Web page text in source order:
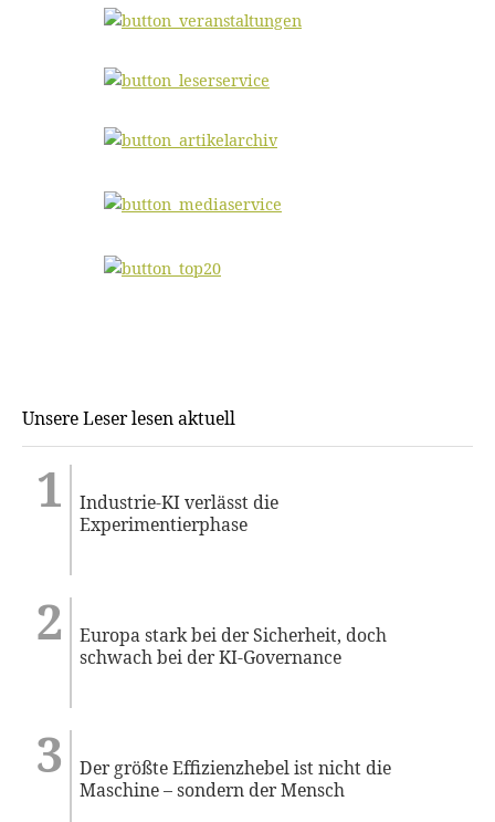
Unsere Leser lesen aktuell
Industrie-KI verlässt die
Experimentierphase
Europa stark bei der Sicherheit, doch
schwach bei der KI-Governance
Der größte Effizienzhebel ist nicht die
Maschine – sondern der Mensch